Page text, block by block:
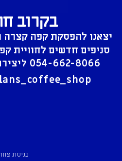
בקרוב
יצאנו להפסקת קפה קצרה
סניפים חדשים לחוויית
054-662-8066
כניסת